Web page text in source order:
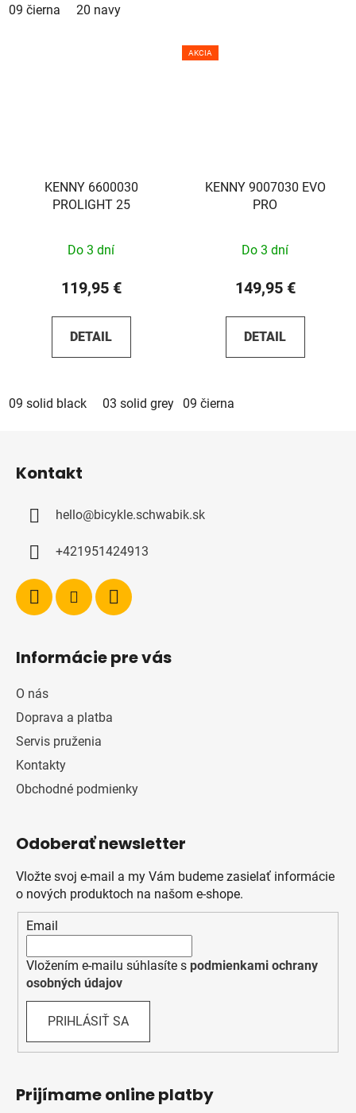
09 čierna 20 navy
KENNY 6600030
PROLIGHT 25
Do 3 dní
119,95 €
DETAIL
09 solid black 03 solid grey 88 solid kaki
AKCIA
KENNY 9007030 EVO
PRO
Do 3 dní
149,95 €
DETAIL
09 čierna
Kontakt
hello@bicykle.schwabik.sk
+421951424913
Informácie pre vás
O nás
Doprava a platba
Servis pruženia
Kontakty
Obchodné podmienky
Odoberať newsletter
Vložte svoj e-mail a my Vám budeme zasielať informácie
o nových produktoch na našom e-shope.
Email
Vložením e-mailu súhlasíte s podmienkami ochrany
osobných údajov
PRIHLÁSIŤ SA
Prijímame online platby